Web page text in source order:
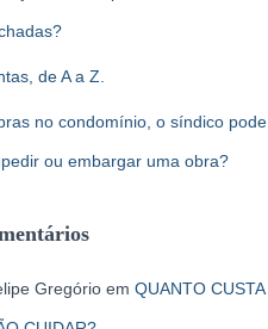
de A a Z.
no condomínio, o síndico pode
ou embargar uma obra?
Gregórioem QUANTO CUSTA